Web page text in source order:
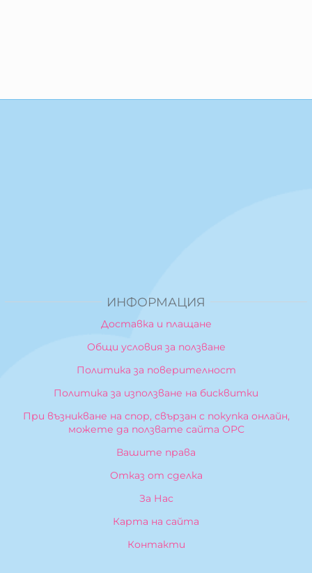
ИНФОРМАЦИЯ
Доставка и плащане
Общи условия за ползване
Политика за поверителност
Политика за използване на бисквитки
При възникване на спор, свързан с покупка онлайн,
можете да ползвате сайта ОРС
Вашите права
Отказ от сделка
За Нас
Карта на сайта
Контакти